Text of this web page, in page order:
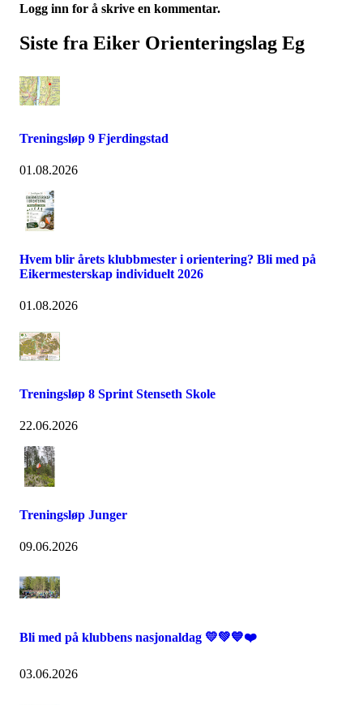
Logg inn for å skrive en kommentar.
Siste fra Eiker Orienteringslag Eg
Treningsløp 9 Fjerdingstad
01.08.2026
Hvem blir årets klubbmester i orientering? Bli med på
Eikermesterskap individuelt 2026
01.08.2026
Treningsløp 8 Sprint Stenseth Skole
22.06.2026
Treningsløp Junger
09.06.2026
Bli med på klubbens nasjonaldag 💛💚💙❤️
03.06.2026